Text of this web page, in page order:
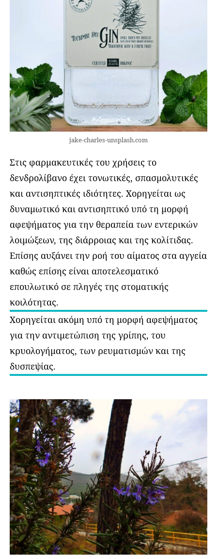
jake-charles-unsplash.com
Στις φαρμακευτικές του χρήσεις το
δενδρολίβανο έχει τονωτικές, σπασμολυτικές
και αντισηπτικές ιδιότητες. Χορηγείται ως
δυναμωτικό και αντισηπτικό υπό τη μορφή
αφεψήματος για την θεραπεία των εντερικών
λοιμώξεων, της διάρροιας και της κολίτιδας.
Επίσης αυξάνει την ροή του αίματος στα αγγεία
καθώς επίσης είναι αποτελεσματικό
επουλωτικό σε πληγές της στοματικής
κοιλότητας.
Xορηγείται ακόμη υπό τη μορφή αφεψήματος
για την αντιμετώπιση της γρίπης, του
κρυολογήματος, των ρευματισμών και της
δυσπεψίας.